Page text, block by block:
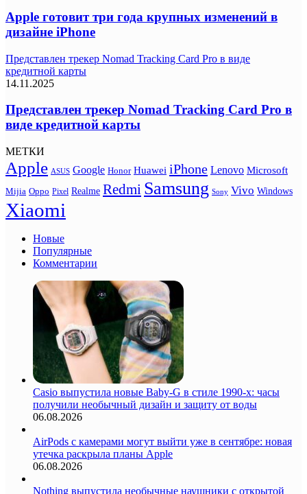
Apple готовит три года крупных изменений в
дизайне iPhone
Представлен трекер Nomad Tracking Card Pro в виде
кредитной карты
14.11.2025
Представлен трекер Nomad Tracking Card Pro в
виде кредитной карты
МЕТКИ
Apple ASUS Google Honor Huawei iPhone Lenovo Microsoft
Mijia Oppo Pixel Realme Redmi Samsung Sony Vivo Windows
Xiaomi
Новые
Популярные
Комментарии
Casio выпустила новые Baby-G в стиле 1990-х: часы
получили необычный дизайн и защиту от воды
06.08.2026
AirPods с камерами могут выйти уже в сентябре: новая
утечка раскрыла планы Apple
06.08.2026
Nothing выпустила необычные наушники с открытой